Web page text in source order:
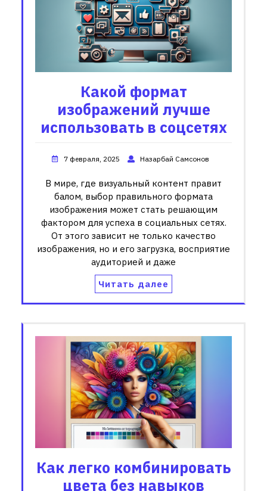
Какой формат
изображений лучше
использовать в соцсетях
7 февраля, 2025 Назарбай Самсонов
В мире, где визуальный контент правит
балом, выбор правильного формата
изображения может стать решающим
фактором для успеха в социальных сетях.
От этого зависит не только качество
изображения, но и его загрузка, восприятие
аудиторией и даже
Читать далее
Как легко комбинировать
цвета без навыков